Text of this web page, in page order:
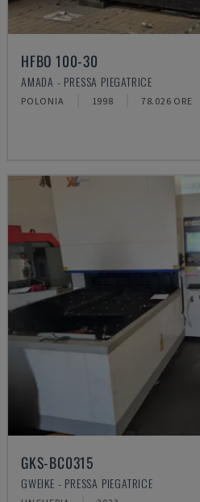
HFBO 100-30
AMADA - PRESSA PIEGATRICE
POLONIA 1998 78.026 ORE
GKS-BC0315
GWEIKE - PRESSA PIEGATRICE